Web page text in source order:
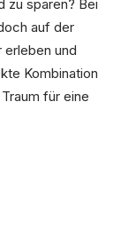
zu sparen? Bei
auf der
erleben und
Kombination
für eine